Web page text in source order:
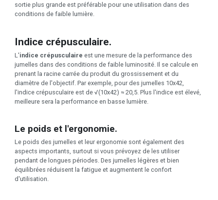
sortie plus grande est préférable pour une utilisation dans des
conditions de faible lumière.
Indice crépusculaire.
L'indice crépusculaire est une mesure de la performance des
jumelles dans des conditions de faible luminosité. Il se calcule en
prenant la racine carrée du produit du grossissement et du
diamètre de l'objectif. Par exemple, pour des jumelles 10x42,
l'indice crépusculaire est de √(10x42) ≈ 20,5. Plus l'indice est élevé,
meilleure sera la performance en basse lumière.
Le poids et l'ergonomie.
Le poids des jumelles et leur ergonomie sont également des
aspects importants, surtout si vous prévoyez de les utiliser
pendant de longues périodes. Des jumelles légères et bien
équilibrées réduisent la fatigue et augmentent le confort
d'utilisation.